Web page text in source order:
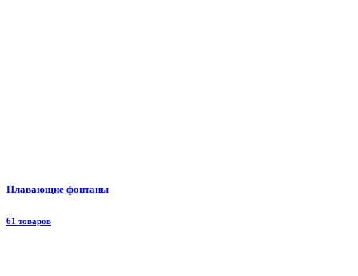
Плавающие фонтаны
61 товаров